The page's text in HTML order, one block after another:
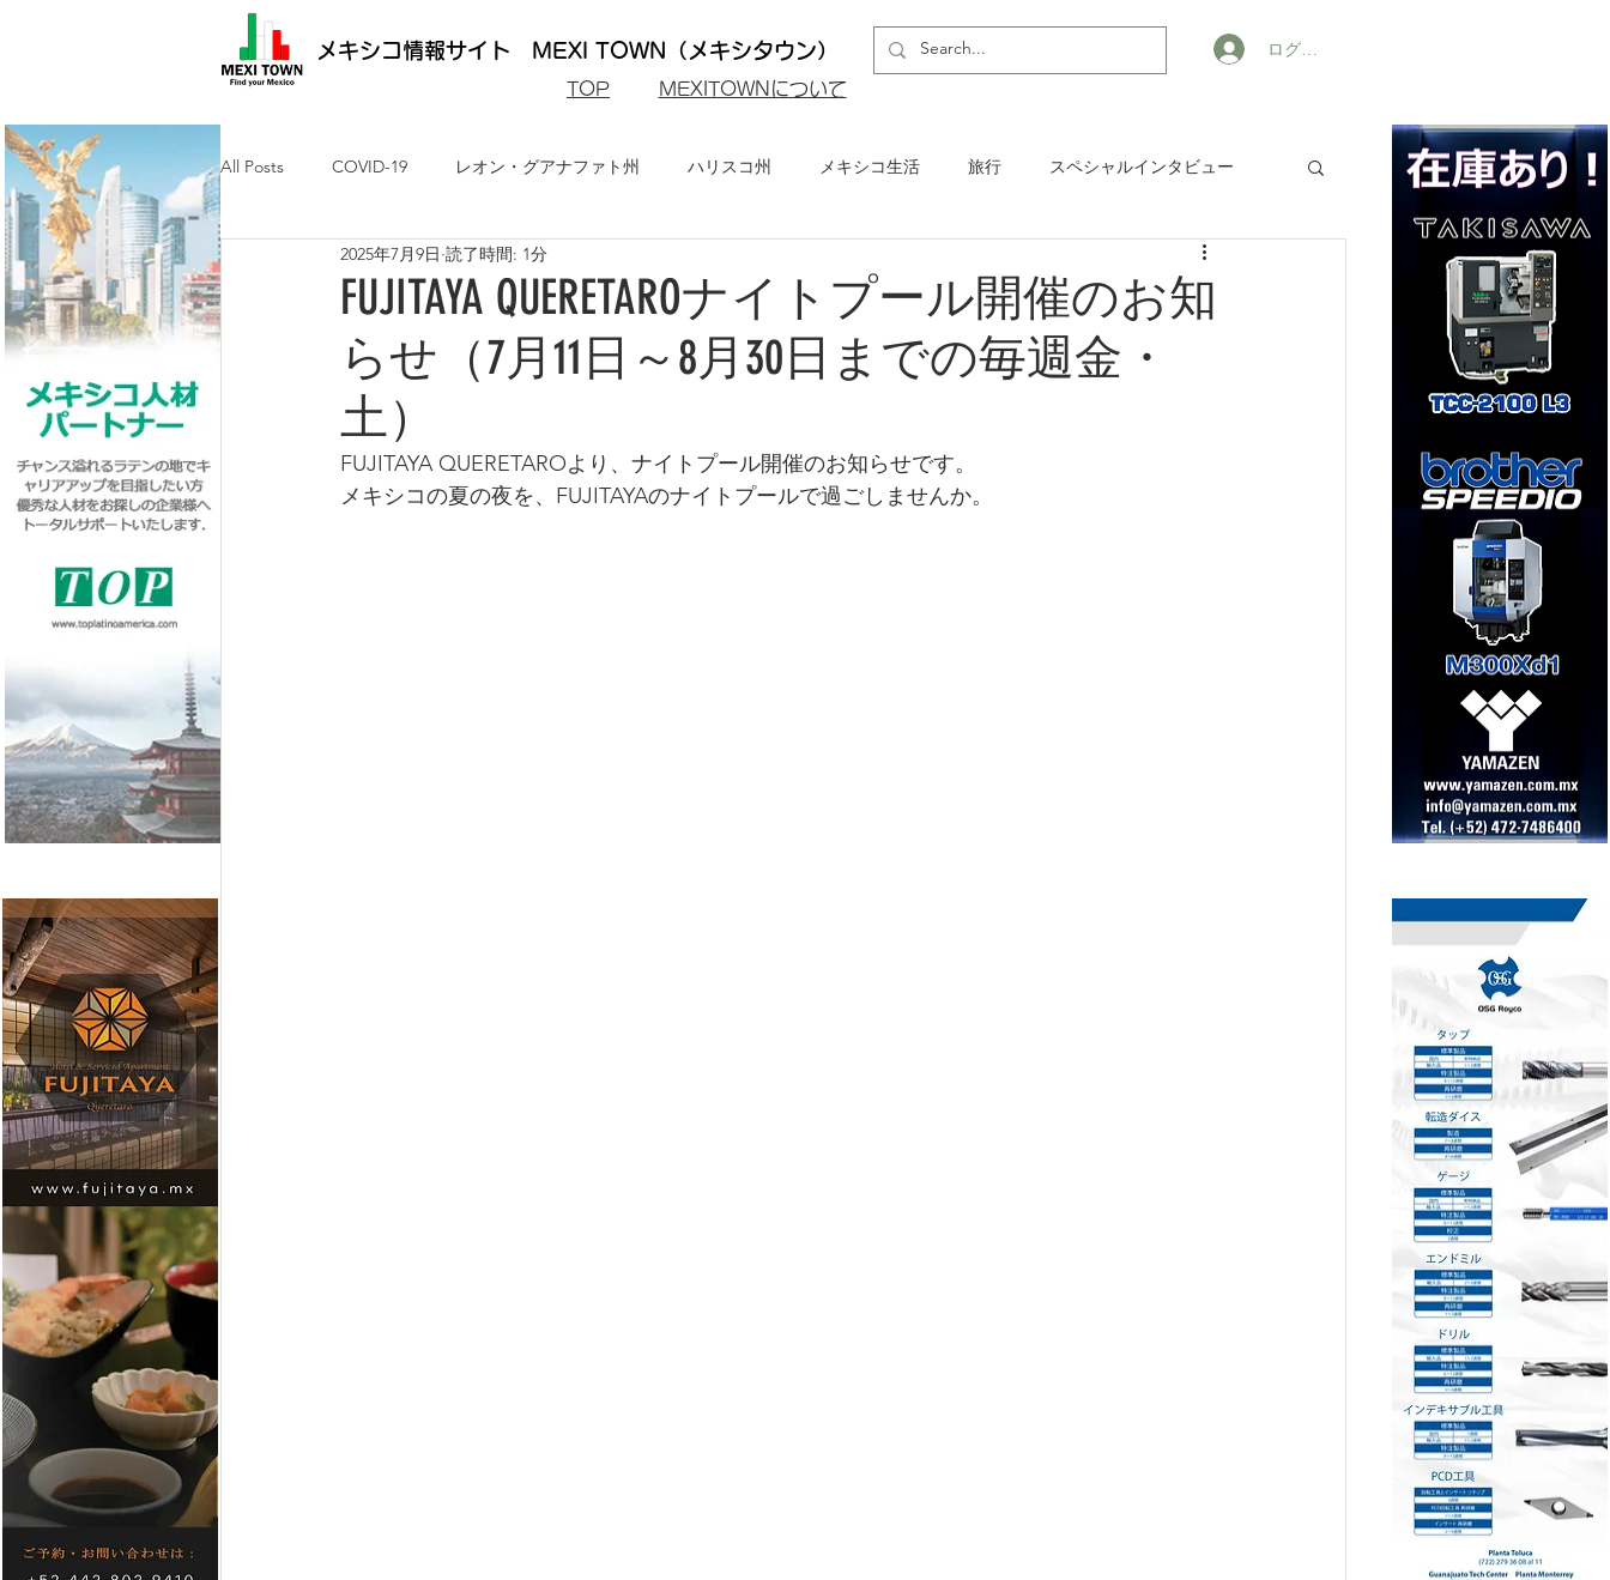
メキシコ情報サイト MEXI TOWN（メキシタウン）
​TOP MEXITOWNについて
ログイン
All Posts COVID-19 レオン・グアナファト州 ハリスコ州 メキシコ生活 旅行 スペシャルインタビュー
メキシコ最新ニュース ケレタロ州
求人・メキシコ就労 日墨交流 メキシコ・グルメ
FUJITAYA QUERETAROナイトプール開催のお知
らせ（7月11日～8月30日までの毎週金・
土）
2025年7月9日 読了時間: 1分
FUJITAYA QUERETAROより、ナイトプール開催のお知らせです。
メキシコの夏の夜を、FUJITAYAのナイトプールで過ごしませんか。